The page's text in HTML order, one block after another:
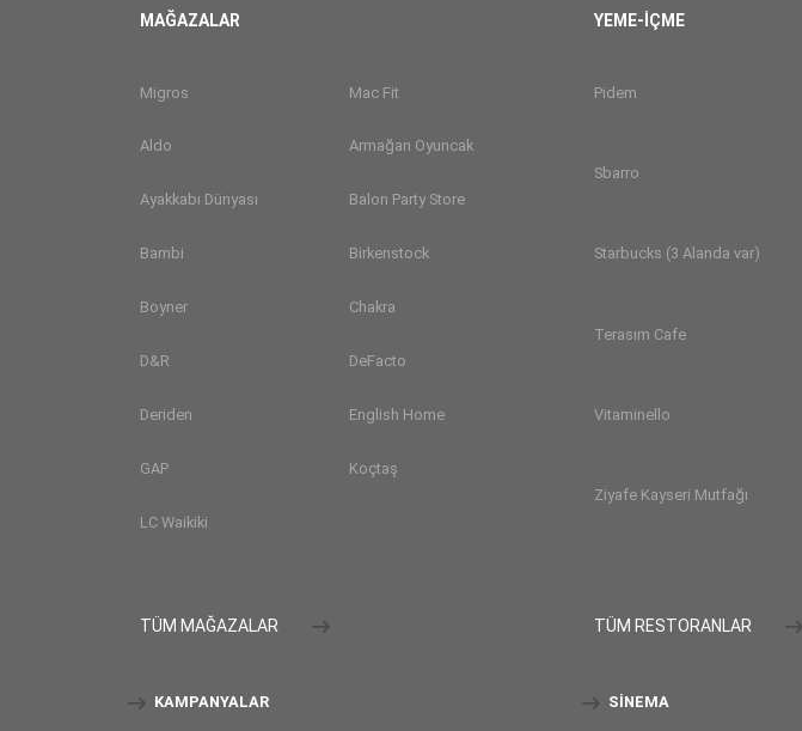
MAĞAZALAR
Migros Mac Fit
Aldo Armağan Oyuncak
Ayakkabı Dünyası Balon Party Store
Bambi Birkenstock
Boyner Chakra
D&R DeFacto
Deriden English Home
GAP Koçtaş
LC Waikiki
TÜM MAĞAZALAR
YEME-İÇME
Pidem
Sbarro
Starbucks (3 Alanda var)
Terasım Cafe
Vitaminello
Ziyafe Kayseri Mutfağı
TÜM RESTORANLAR
KAMPANYALAR SINEMA